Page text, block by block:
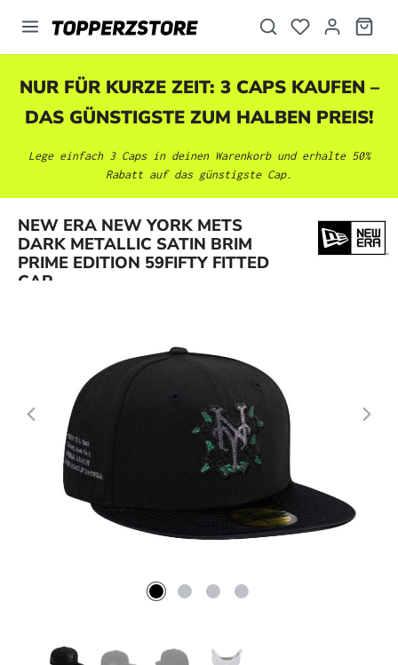
springen
NUR FÜR KURZE ZEIT: 3 CAPS KAUFEN –
DAS GÜNSTIGSTE ZUM HALBEN PREIS!
Lege einfach 3 Caps in deinen Warenkorb und erhalte 50%
Rabatt auf das günstigste Cap.
NEW ERA NEW YORK METS
DARK METALLIC SATIN BRIM
PRIME EDITION 59FIFTY FITTED
CAP
Bildergalerie überspringen